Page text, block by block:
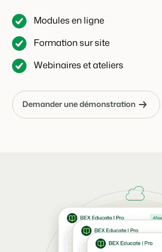
Modules en ligne
Formation sur site
Webinaires et ateliers
Demander une démonstration